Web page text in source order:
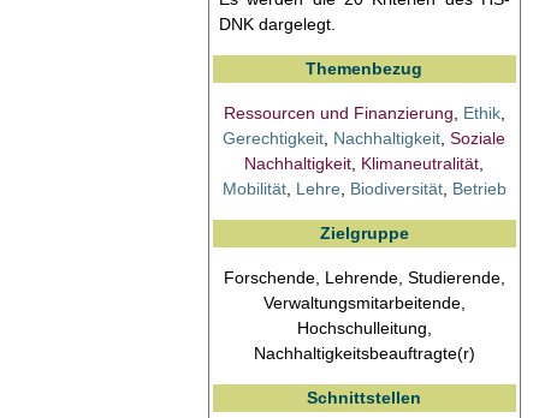
DNK dargelegt.
Themenbezug
Ressourcen und Finanzierung Ethik,
Gerechtigkeit Nachhaltigkeit ,Soziale
Nachhaltigkeit Klimaneutralität
Mobilität, Lehre Biodiversität, Betrieb
Zielgruppe
Forschende, Lehrende, Studierende,
Verwaltungsmitarbeitende,
Hochschulleitung,
Nachhaltigkeitsbeauftragte(r)
Schnittstellen